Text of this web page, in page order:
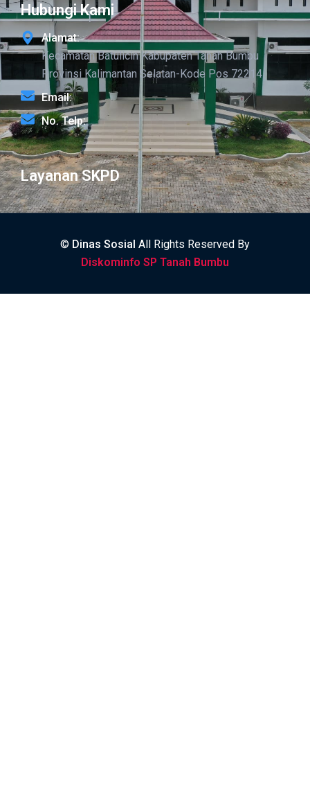
Hubungi Kami
Alamat:
Kecamatan Batulicin Kabupaten Tanah Bumbu
Provinsi Kalimantan Selatan-Kode Pos 72214
Email:
No. Telp:
Layanan SKPD
© Dinas Sosial All Rights Reserved By
Diskominfo SP Tanah Bumbu